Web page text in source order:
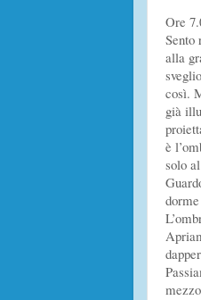
Ore
Sento
alla
così.
già
è
solo